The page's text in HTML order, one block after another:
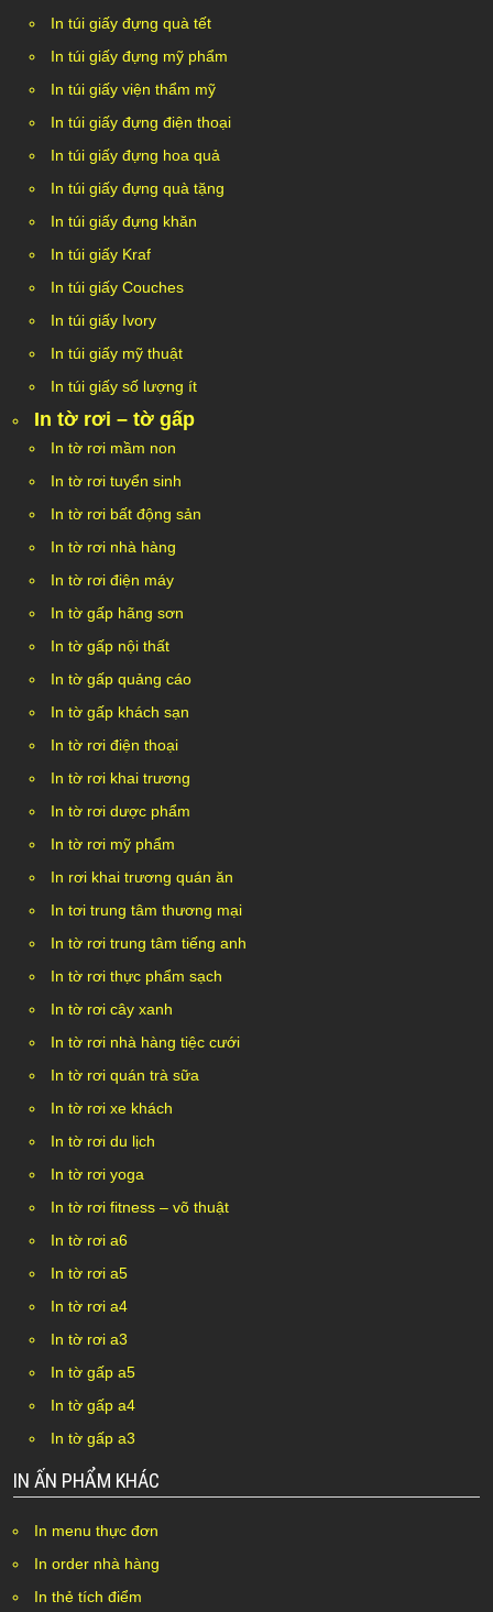
In túi giấy đựng quà tết
In túi giấy đựng mỹ phẩm
In túi giấy viện thẩm mỹ
In túi giấy đựng điện thoại
In túi giấy đựng hoa quả
In túi giấy đựng quà tặng
In túi giấy đựng khăn
In túi giấy Kraf
In túi giấy Couches
In túi giấy Ivory
In túi giấy mỹ thuật
In túi giấy số lượng ít
In tờ rơi – tờ gấp
In tờ rơi mầm non
In tờ rơi tuyển sinh
In tờ rơi bất động sản
In tờ rơi nhà hàng
In tờ rơi điện máy
In tờ gấp hãng sơn
In tờ gấp nội thất
In tờ gấp quảng cáo
In tờ gấp khách sạn
In tờ rơi điện thoại
In tờ rơi khai trương
In tờ rơi dược phẩm
In tờ rơi mỹ phẩm
In rơi khai trương quán ăn
In tơi trung tâm thương mại
In tờ rơi trung tâm tiếng anh
In tờ rơi thực phẩm sạch
In tờ rơi cây xanh
In tờ rơi nhà hàng tiệc cưới
In tờ rơi quán trà sữa
In tờ rơi xe khách
In tờ rơi du lịch
In tờ rơi yoga
In tờ rơi fitness – võ thuật
In tờ rơi a6
In tờ rơi a5
In tờ rơi a4
In tờ rơi a3
In tờ gấp a5
In tờ gấp a4
In tờ gấp a3
IN ẤN PHẨM KHÁC
In menu thực đơn
In order nhà hàng
In thẻ tích điểm